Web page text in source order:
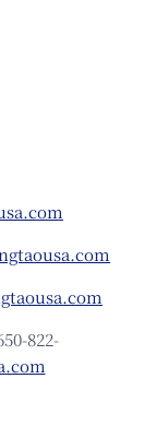
822-